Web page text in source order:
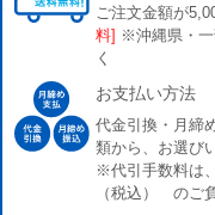
ご注文金額が
料] ※沖縄県・
く
お支払い方法
代金引換・月締
類から、お選び
※代引手数料は
（税込） のご